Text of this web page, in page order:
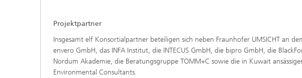
Projektpartner
Insgesamt elf Konsortialpartner beteiligen sich neben Fraunhofer UMSICHT an
envero GmbH, das INFA Institut, die INTECUS GmbH, die bipro GmbH, die
Nordum Akademie, die Beratungsgruppe TOMM+C sowie die in Kuwait
Environmental Consultants.